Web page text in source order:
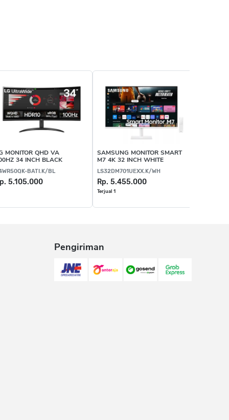
MONITOR QHD VA
34 INCH BLACK
BATI.K/BL
5.105.000
SAMSUNG MONITOR SMART
M7 4K 32 INCH WHITE
LS32DM701UEXX.K/WH
Rp. 5.455.000
Terjual 1
Pengiriman